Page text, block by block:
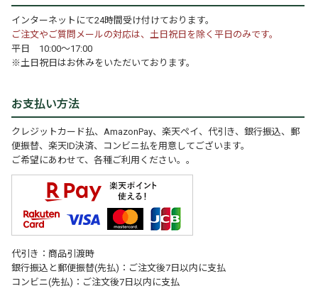
インターネットにて24時間受け付けております。
ご注文やご質問メールの対応は、土日祝日を除く平日のみです。
平日 10:00～17:00
※土日祝日はお休みをいただいております。
お支払い方法
クレジットカード払、AmazonPay、楽天ペイ、代引き、銀行振込、郵
便振替、楽天ID決済、コンビニ払を用意してございます。
ご希望にあわせて、各種ご利用ください。。
代引き：商品引渡時
銀行振込と郵便振替(先払)：ご注文後7日以内に支払
コンビニ(先払)：ご注文後7日以内に支払